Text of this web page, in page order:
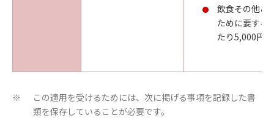
飲食その他こ
ために要する
たり5,000円
※
この適用を受けるためには、次に掲げる事項を記録した書
類を保存していることが必要です。